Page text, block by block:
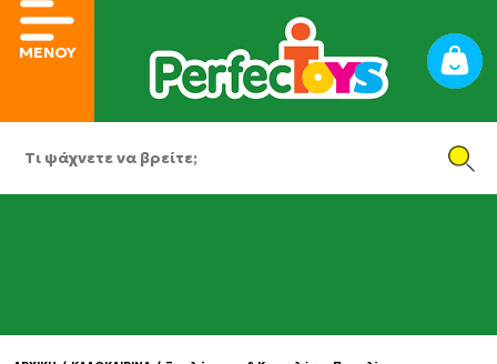
ΜΕΝΟΥ